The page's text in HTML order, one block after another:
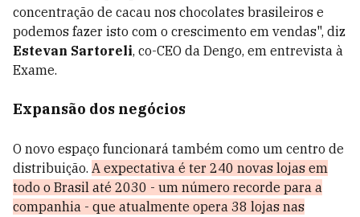
concentração de cacau nos chocolates brasileiros e
podemos fazer isto com o crescimento em vendas", diz
Estevan Sartoreli, co-CEO da Dengo, em entrevista à
Exame.
Expansão dos negócios
O novo espaço funcionará também como um centro de
distribuição. A expectativa é ter 240 novas lojas em
todo o Brasil até 2030 - um número recorde para a
companhia - que atualmente opera 38 lojas nas